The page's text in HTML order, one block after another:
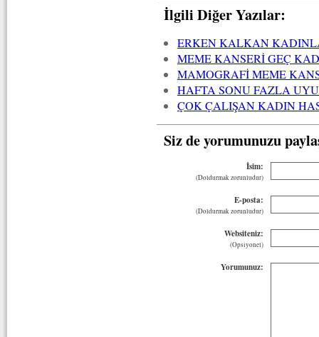
İlgili Diğer Yazılar:
ERKEN KALKAN
MEME KANSERİ GEÇ
MAMOGRAFİ MEME
HAFTA SONU FAZLA
ÇOK ÇALIŞAN KADIN
Siz de yorumunuzu
İsim:
(Doldurmak zorunludur)
E-posta:
(Doldurmak zorunludur)
Websiteniz:
(Opsiyonel)
Yorumunuz: